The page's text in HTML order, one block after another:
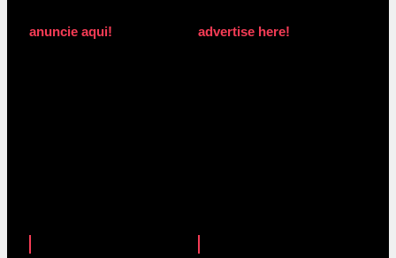
anuncie aqui! advertise here!